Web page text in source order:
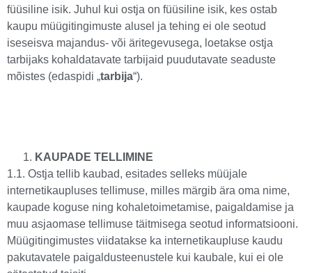
füüsiline isik. Juhul kui ostja on füüsiline isik, kes ostab
kaupu müügitingimuste alusel ja tehing ei ole seotud
iseseisva majandus- või äritegevusega, loetakse ostja
tarbijaks kohaldatavate tarbijaid puudutavate seaduste
mõistes (edaspidi „tarbija“).
KAUPADE TELLIMINE
1.1. Ostja tellib kaubad, esitades selleks müüjale
internetikaupluses tellimuse, milles märgib ära oma nime,
kaupade koguse ning kohaletoimetamise, paigaldamise ja
muu asjaomase tellimuse täitmisega seotud informatsiooni.
Müügitingimustes viidatakse ka internetikaupluse kaudu
pakutavatele paigaldusteenustele kui kaubale, kui ei ole